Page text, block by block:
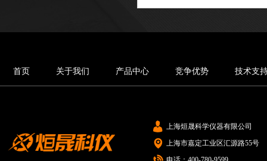
首页 关于我们 产品中心 竞争优势 技术支
上海烜晟科学仪器有限公司
上海市嘉定工业区汇源路55号